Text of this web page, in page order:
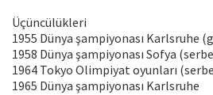
Üçüncülükleri
1955 Dünya şampiyonası Karlsruhe
1958 Dünya şampiyonası Sofya
1964 Tokyo Olimpiyat oyunları
1965 Dünya şampiyonası Karlsruhe